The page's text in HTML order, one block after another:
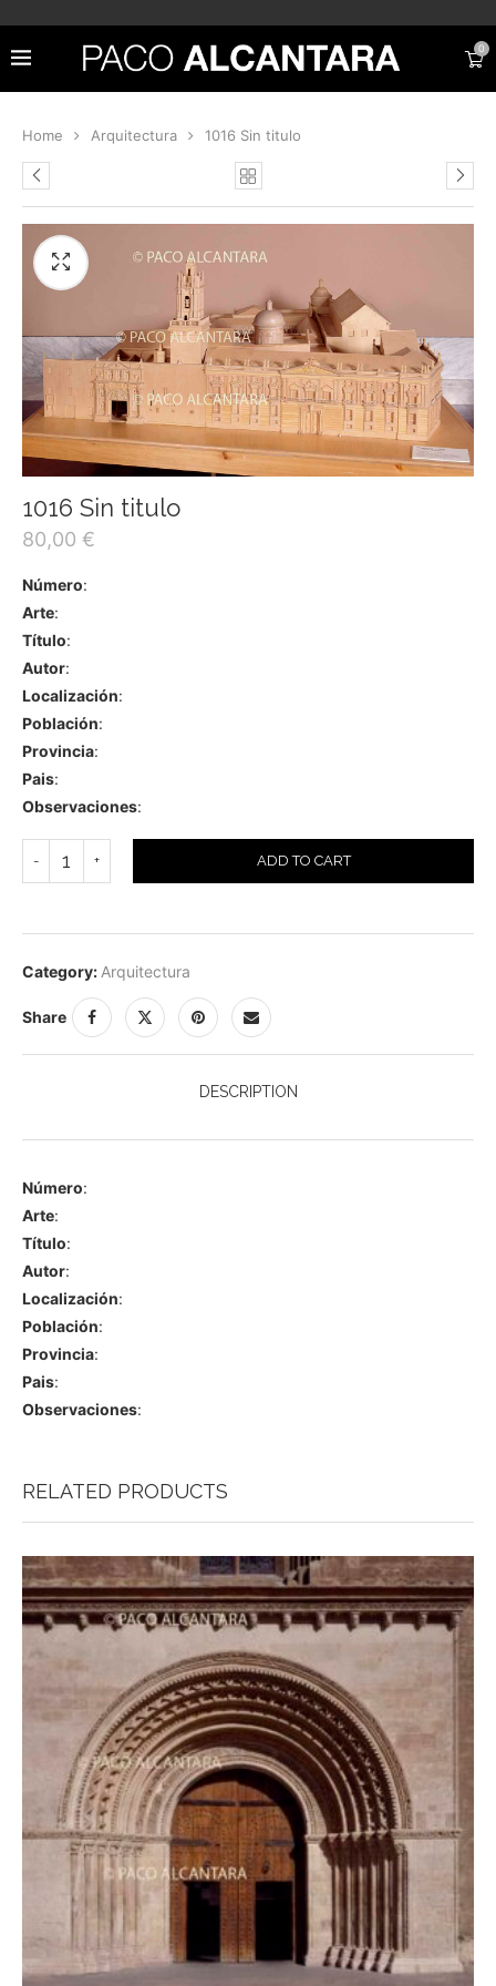
0
Home Arquitectura 1016 Sin titulo
1016 Sin titulo
80,00 €
Número:
Arte:
Título:
Autor:
Localización:
Población:
Provincia:
Pais:
Observaciones:
ADD TO CART
Category: Arquitectura
Share
DESCRIPTION
Número:
Arte:
Título:
Autor:
Localización:
Población:
Provincia:
Pais:
Observaciones:
RELATED PRODUCTS